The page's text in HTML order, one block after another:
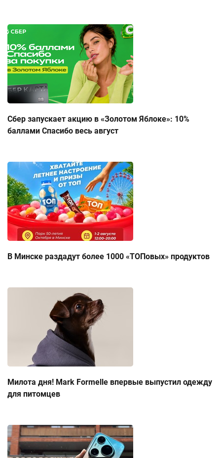
Сбер запускает акцию в «Золотом Яблоке»: 10%
баллами Спасибо весь август
В Минске раздадут более 1000 «ТОПовых» продуктов
Милота дня! Mark Formelle впервые выпустил одежду
для питомцев